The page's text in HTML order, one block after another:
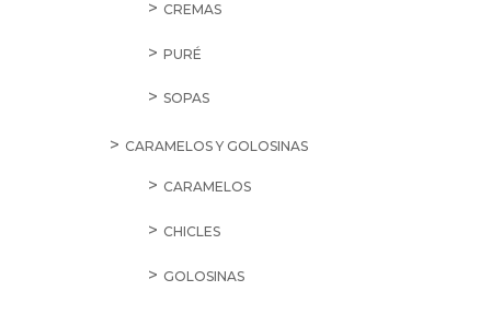
CREMAS
PURÉ
SOPAS
CARAMELOS Y GOLOSINAS
CARAMELOS
CHICLES
GOLOSINAS